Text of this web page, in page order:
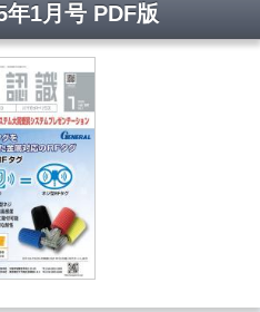
年1月号 PDF版